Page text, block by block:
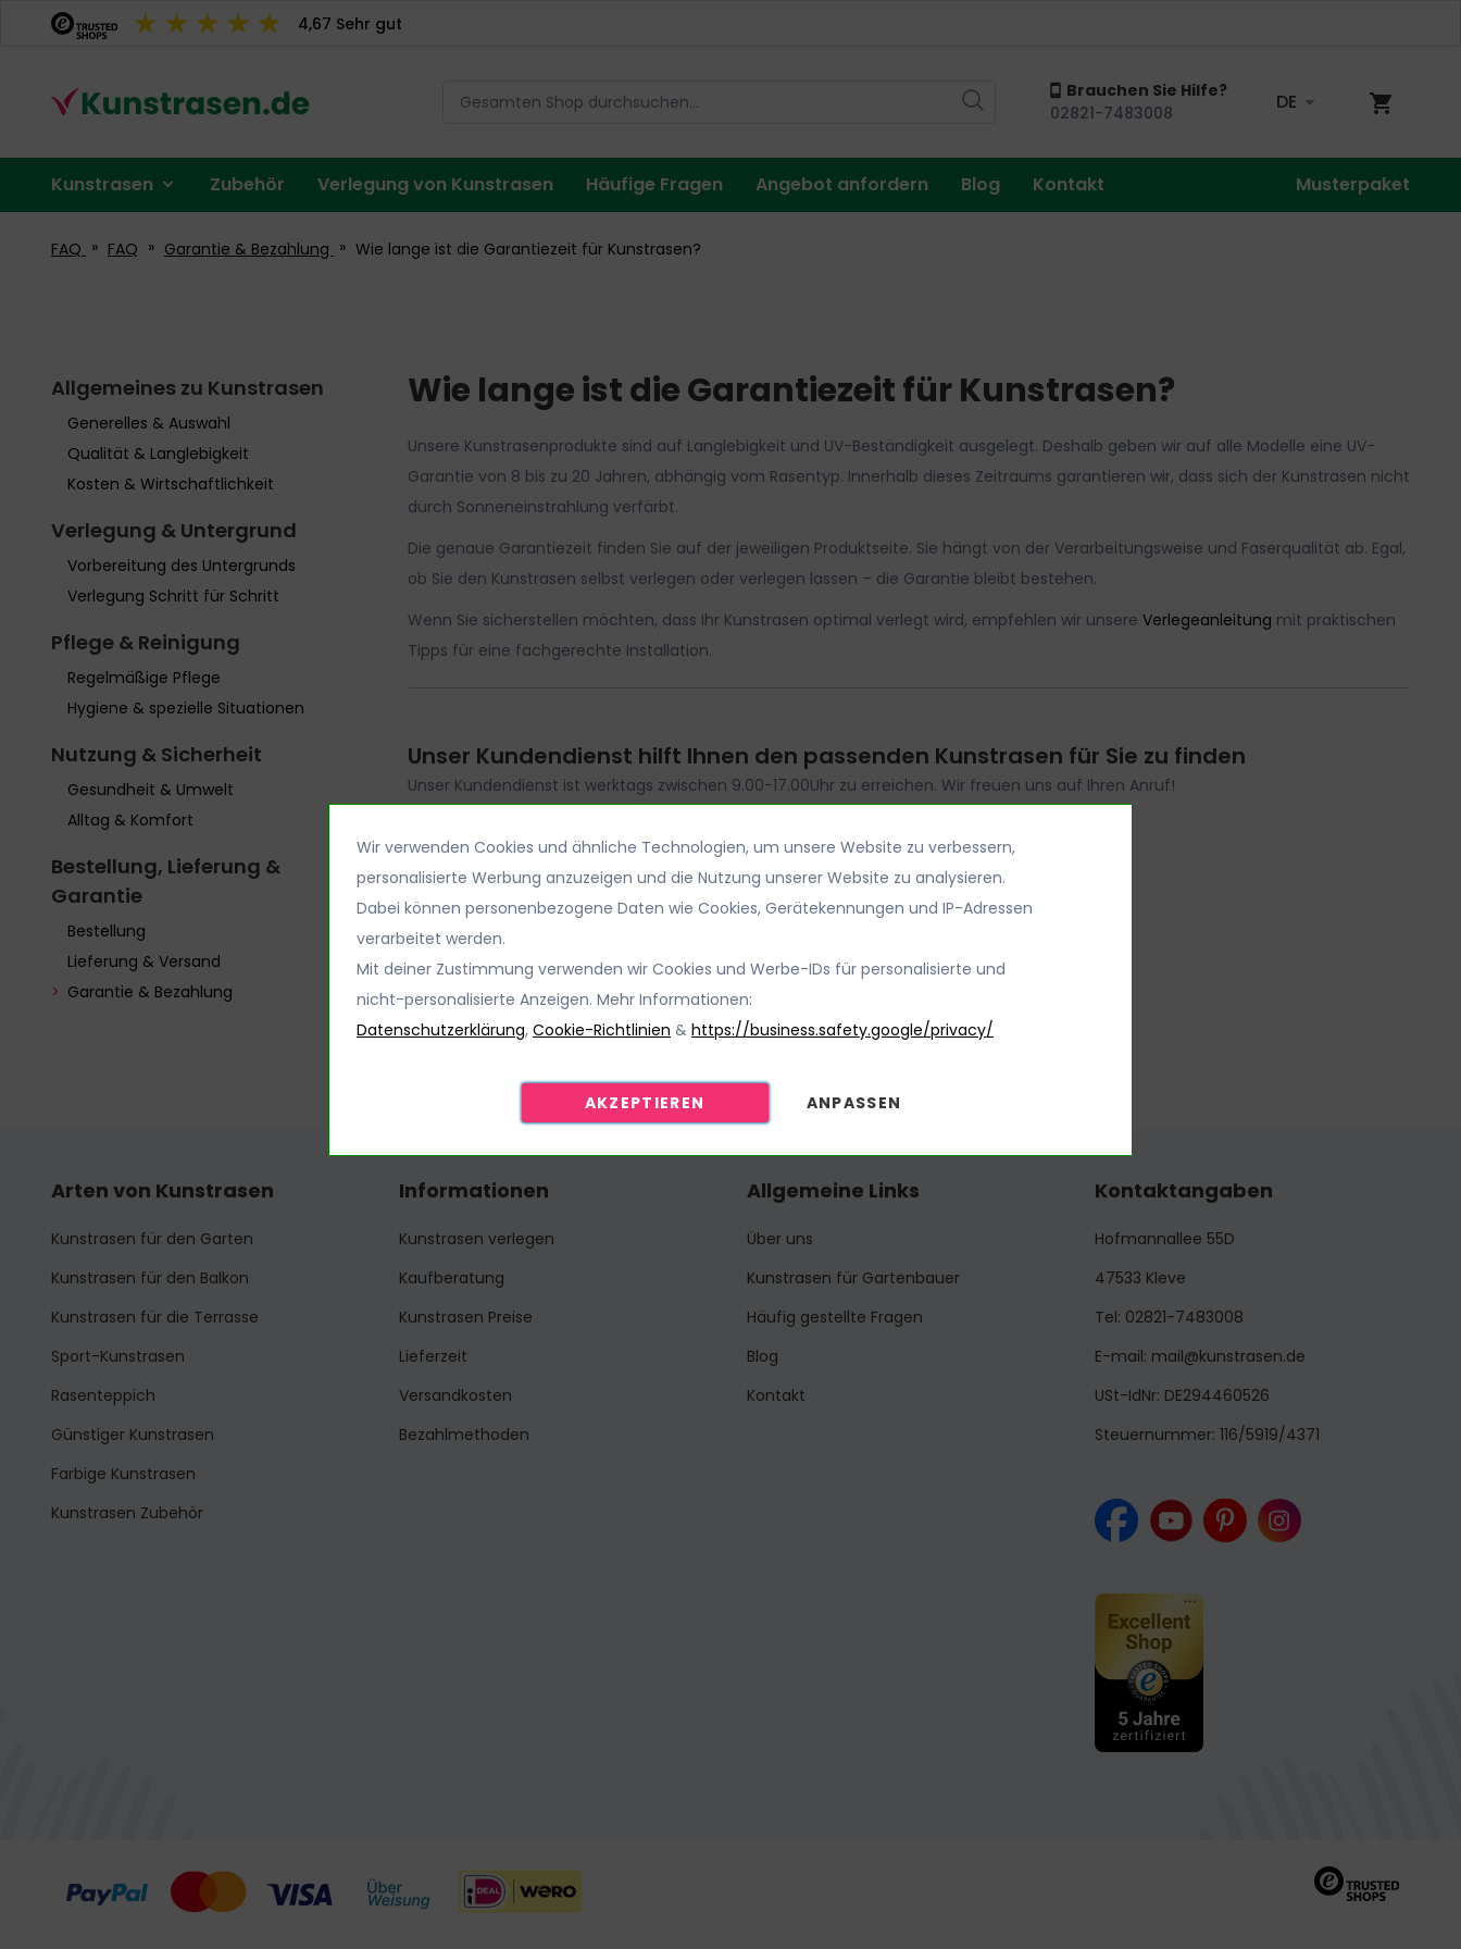
Wir verwenden Cookies und ähnliche Technologien, um unsere Website zu verbessern,
personalisierte Werbung anzuzeigen und die Nutzung unserer Website zu analysieren.
Dabei können personenbezogene Daten wie Cookies, Gerätekennungen und IP-Adressen
verarbeitet werden.
Mit deiner Zustimmung verwenden wir Cookies und Werbe-IDs für personalisierte und
nicht-personalisierte Anzeigen. Mehr Informationen:
Datenschutzerklärung, Cookie-Richtlinien & https://business.safety.google/privacy/
AKZEPTIEREN ANPASSEN
4,67 Sehr gut
Brauchen Sie Hilfe?
02821-7483008
DE
Kunstrasen Zubehör Verlegung von Kunstrasen Häufige Fragen Angebot anfordern Blog Kontakt Musterpaket
FAQ
FAQ Garantie & Bezahlung Wie lange ist die Garantiezeit für Kunstrasen?
Allgemeines zu Kunstrasen
Generelles & Auswahl
Qualität & Langlebigkeit
Kosten & Wirtschaftlichkeit
Verlegung & Untergrund
Vorbereitung des Untergrunds
Verlegung Schritt für Schritt
Pflege & Reinigung
Regelmäßige Pflege
Hygiene & spezielle Situationen
Nutzung & Sicherheit
Gesundheit & Umwelt
Alltag & Komfort
Bestellung, Lieferung &
Garantie
Bestellung
Lieferung & Versand
Garantie & Bezahlung
Wie lange ist die Garantiezeit für Kunstrasen?
Unsere Kunstrasenprodukte sind auf Langlebigkeit und UV-Beständigkeit ausgelegt. Deshalb geben wir auf alle Modelle eine UV-
Garantie von 8 bis zu 20 Jahren, abhängig vom Rasentyp. Innerhalb dieses Zeitraums garantieren wir, dass sich der Kunstrasen nicht
durch Sonneneinstrahlung verfärbt.
Die genaue Garantiezeit finden Sie auf der jeweiligen Produktseite. Sie hängt von der Verarbeitungsweise und Faserqualität ab. Egal,
ob Sie den Kunstrasen selbst verlegen oder verlegen lassen – die Garantie bleibt bestehen.
Wenn Sie sicherstellen möchten, dass Ihr Kunstrasen optimal verlegt wird, empfehlen wir unsere Verlegeanleitung mit praktischen
Tipps für eine fachgerechte Installation.
Unser Kundendienst hilft Ihnen den passenden Kunstrasen für Sie zu finden
Unser Kundendienst ist werktags zwischen 9.00-17.00Uhr zu erreichen. Wir freuen uns auf Ihren Anruf!
Rufen Sie uns an
02821-7483008
Oder senden Sie uns eine E-Mail
mail@kunstrasen.de
Arten von Kunstrasen
Kunstrasen für den Garten
Kunstrasen für den Balkon
Kunstrasen für die Terrasse
Sport-Kunstrasen
Rasenteppich
Günstiger Kunstrasen
Farbige Kunstrasen
Kunstrasen Zubehör
Informationen
Kunstrasen verlegen
Kaufberatung
Kunstrasen Preise
Lieferzeit
Versandkosten
Bezahlmethoden
Allgemeine Links
Über uns
Kunstrasen für Gartenbauer
Häufig gestellte Fragen
Blog
Kontakt
Kontaktangaben
Hofmannallee 55D
47533 Kleve
Tel: 02821-7483008
E-mail: mail@kunstrasen.de
USt-IdNr: DE294460526
Steuernummer: 116/5919/4371
. . .